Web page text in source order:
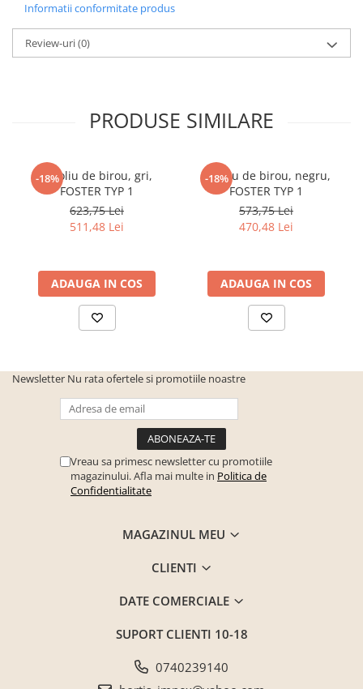
Informatii conformitate produs
Review-uri(0)
PRODUSE SIMILARE
-18%
Fotoliu de birou, gri,
FOSTER TYP 1
623,75 Lei
511,48 Lei
ADAUGA IN COS
-18%
Fotoliu de birou, negru,
FOSTER TYP 1
573,75 Lei
470,48 Lei
ADAUGA IN COS
Newsletter Nu rata ofertele si promotiile noastre
Vreau sa primesc newsletter cu promotiile
magazinului. Afla mai multe in Politica de
Confidentialitate
MAGAZINUL MEU
CLIENTI
DATE COMERCIALE
SUPORT CLIENTI 10-18
0740239140